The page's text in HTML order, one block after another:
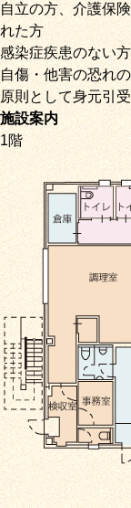
自立の方、介護保
れた方
感染症疾患のない方
自傷・他害の恐れ
原則として身元引
施設案内
1階